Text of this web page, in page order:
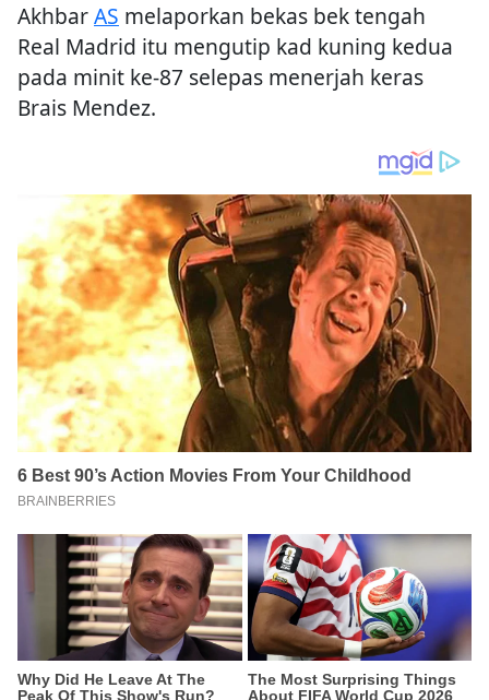
AkhbarAS melaporkan bekas bek tengah
Real Madrid itu mengutip kad kuning kedua
pada minit ke-87 selepas menerjah keras
Brais Mendez.